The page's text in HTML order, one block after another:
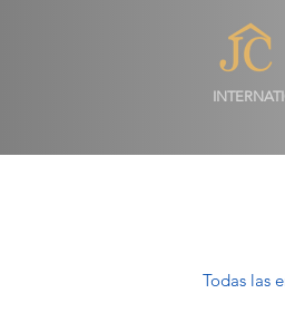
Todas las